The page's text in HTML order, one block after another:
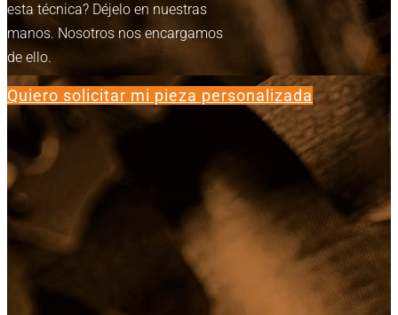
esta técnica? Déjelo en nuestras
manos. Nosotros nos encargamos
de ello.
Quiero solicitar mi pieza personalizada